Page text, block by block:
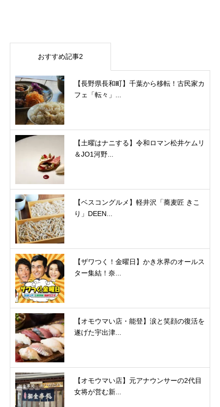
おすすめ記事2
【長野県長和町】千葉から移転！古民家カ
フェ「転々」...
【土曜はナニする】令和ロマン松井ケムリ
＆JO1河野...
【ベスコングルメ】軽井沢「蕎麦匠 きこ
り」DEEN...
【ザワつく！金曜日】かき氷界のオールス
ター集結！奈...
【オモウマい店・能登】涙と笑顔の復活を
遂げた宇出津...
【オモウマい店】元アナウンサーの2代目
女将が営む新...